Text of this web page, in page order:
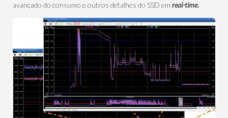
avançado do consumo e outros detalhes do SSD em real-time.